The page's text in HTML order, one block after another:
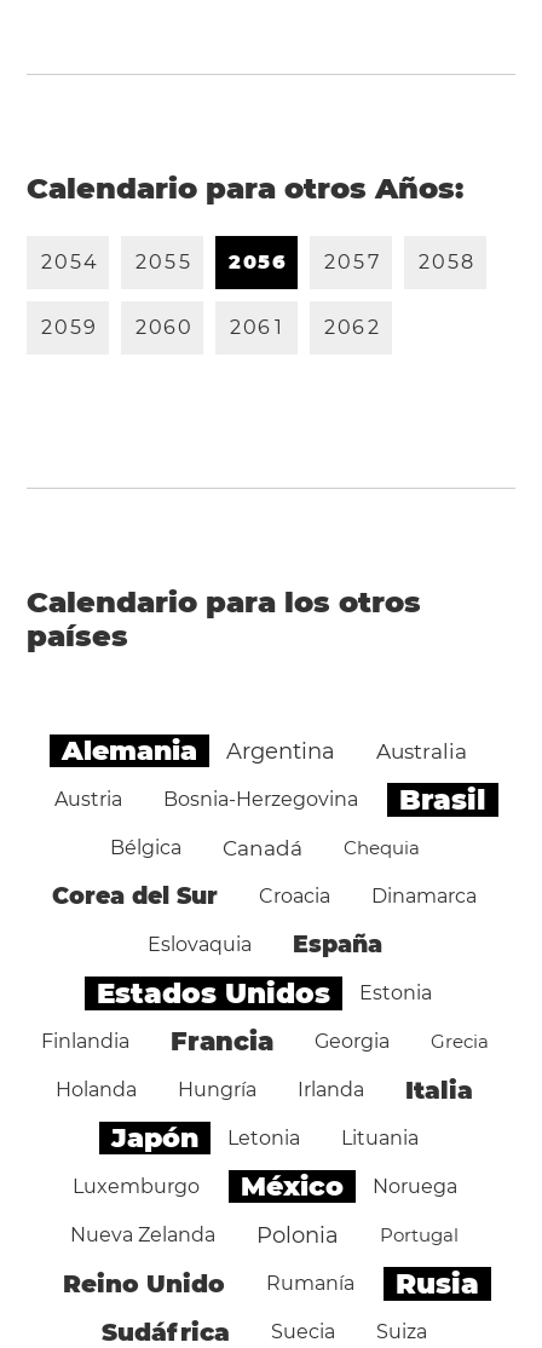
Calendario para otros Años:
2054 2055 2056 2057 2058
2059 2060 206 1 2062
Calendario para los otros
países
Alemania Argentina Australia
Austria Bosnia-Herzegovina Brasil
Bélgica Canadá Chequia
Corea del Sur Croacia Dinamarca
Eslovaquia España
Estados Unidos Estonia
Finlandia Francia Georgia Grecia
Holanda Hungría Irlanda Italia
Japón Letonia Lituania
Luxemburgo México Noruega
Nueva Zelanda Polonia Portugal
Reino Unido Rumanía Rusia
Sudáfrica Suecia Suiza